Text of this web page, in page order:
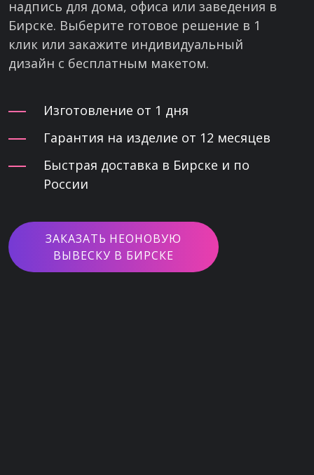
надпись для дома, офиса или заведения в
Бирске. Выберите готовое решение в 1
клик или закажите индивидуальный
дизайн с бесплатным макетом.
Изготовление от 1 дня
Гарантия на изделие от 12 месяцев
Быстрая доставка в Бирске и по
России
ЗАКАЗАТЬ НЕОНОВУЮ
ВЫВЕСКУ В БИРСКЕ